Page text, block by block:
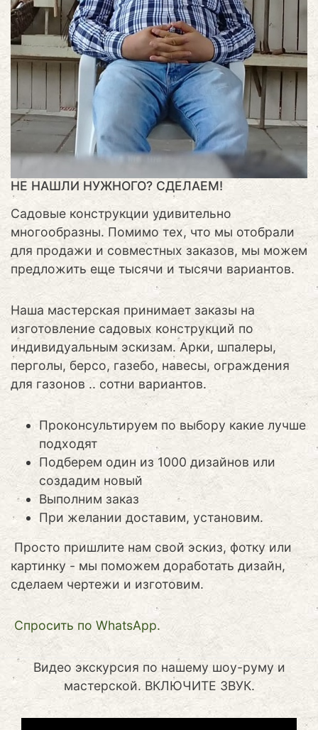
НЕ НАШЛИ НУЖНОГО? СДЕЛАЕМ!
Садовые конструкции удивительно
многообразны. Помимо тех, что мы отобрали
для продажи и совместных заказов, мы можем
предложить еще тысячи и тысячи вариантов.
Наша мастерская принимает заказы на
изготовление садовых конструкций по
индивидуальным эскизам. Арки, шпалеры,
перголы, берсо, газебо, навесы, ограждения
для газонов .. сотни вариантов.
Проконсультируем по выбору какие лучше
подходят
Подберем один из 1000 дизайнов или
создадим новый
Выполним заказ
При желании доставим, установим.
Просто пришлите нам свой эскиз, фотку или
картинку - мы поможем доработать дизайн,
сделаем чертежи и изготовим.
Cпросить по WhatsApp.
Видео экскурсия по нашему шоу-руму и
мастерской. ВКЛЮЧИТЕ ЗВУК.